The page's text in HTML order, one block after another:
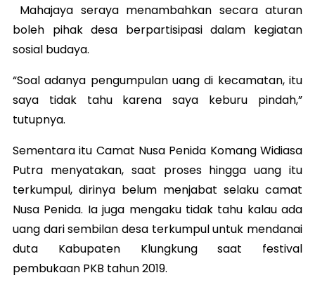
Mahajaya seraya menambahkan secara aturan
boleh pihak desa berpartisipasi dalam kegiatan
sosial budaya.
“Soal adanya pengumpulan uang di kecamatan, itu
saya tidak tahu karena saya keburu pindah,”
tutupnya.
Sementara itu Camat Nusa Penida Komang Widiasa
Putra menyatakan, saat proses hingga uang itu
terkumpul, dirinya belum menjabat selaku camat
Nusa Penida. Ia juga mengaku tidak tahu kalau ada
uang dari sembilan desa terkumpul untuk mendanai
duta Kabupaten Klungkung saat festival
pembukaan PKB tahun 2019.